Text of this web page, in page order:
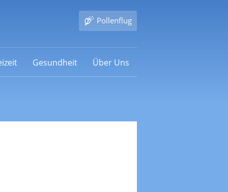
Pollenflug
Gesundheit Über Uns